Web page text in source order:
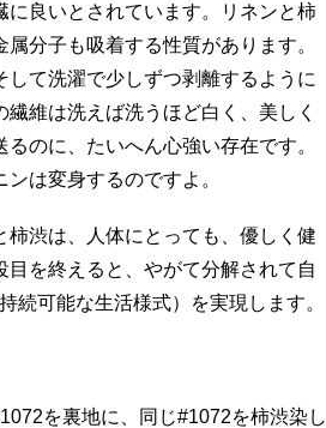
良いとされています。リネンと柿
分子も吸着する性質があります。
て洗濯で少しずつ剥離するように
維は洗えば洗うほど白く、美しく
のに、たいへん心強い存在です。
は変身するのですよ。
渋は、人体にとっても、優しく健
を終えると、やがて分解されて自
続可能な生活様式）を実現します。
を裏地に、同じ#1072を柿渋染し